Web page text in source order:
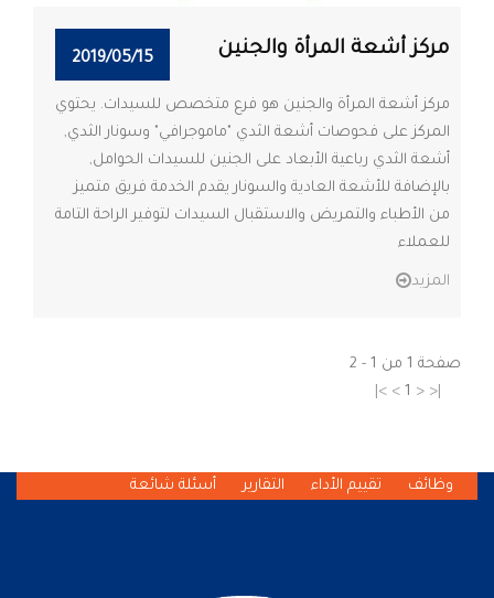
2019/05/15 مركز أشعة المرأة والجنين
مركز أشعة المرأة والجنين هو فرع متخصص للسيدات. يحتوي
المركز على فحوصات أشعة الثدي "ماموجرافي" وسونار الثدي,
أشعة الثدي رباعية الأبعاد على الجنين للسيدات الحوامل,
بالإضافة للأشعة العادية والسونار يقدم الخدمة فريق متميز
من الأطباء والتمريض والاستقبال السيدات لتوفير الراحة التامة
للعملاء
المزيد
صفحة 1 من 1
-
2
|<
<
1
>
>|
وظائف تقييم الأداء التقارير أسئلة شائعة